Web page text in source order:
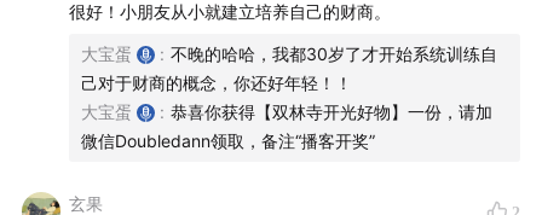
- 消费分类：必要消费、欲望消费、延迟消费、投资、捐
很好！小朋友从小就建立培养自己的财商。
大宝蛋 : 不晚的哈哈，我都30岁了才开始系统训练自
己对于财商的概念，你还好年轻！！
大宝蛋
: 恭喜你获得【双林寺开光好物】一份，请加
微信Doubledann领取，备注“播客开奖”
玄果